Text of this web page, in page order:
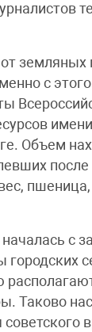
от
с
Объем
пшеница,
началась с
Таково
советского